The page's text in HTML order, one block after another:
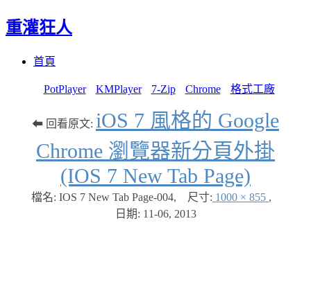
重灌狂人
首頁
PotPlayer KMPlayer 7-Zip Chrome 格式工廠
⬅ 回看原文: iOS 7 風格的 Google
Chrome 瀏覽器新分頁外掛
(IOS 7 New Tab Page)
檔名: IOS 7 New Tab Page-004, 尺寸: 1000 × 855 ,
日期: 11-06, 2013